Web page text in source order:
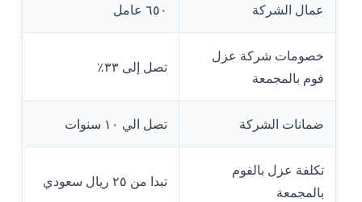
عمال الشركة ٦٥٠ عامل
خصومات شركة عزل
فوم بالمجمعة
تصل إلى ٣٣٪؜
ضمانات الشركة تصل الي ١٠ سنوات
تكلفة عزل بالفوم
بالمجمعة
تبدا من ٢٥ ريال سعودي